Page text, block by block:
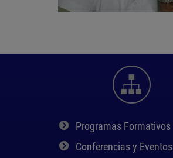
Programas Formativos
Conferencias y Eventos